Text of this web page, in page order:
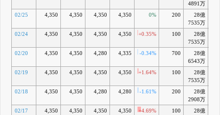
4891万
02/25 4,350 4,350 4,350 4,350 0% 200
28億
7535万
02/24 4,350 4,350 4,350 4,350 +0.35% 100
28億
7535万
02/20 4,350 4,350 4,280 4,335 -0.34% 700
28億
6543万
02/19 4,350 4,350 4,350 4,350 +1.64% 100
28億
7535万
02/18 4,350 4,350 4,280 4,280 -1.61% 200
28億
2908万
02/17 4,350 4,350 4,350 4,350 +4.69% 100
28億